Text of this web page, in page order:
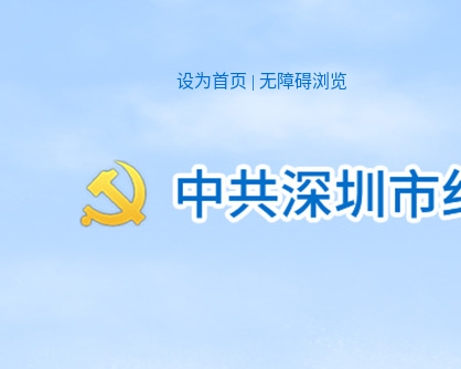
设为首页 | 无障碍浏览